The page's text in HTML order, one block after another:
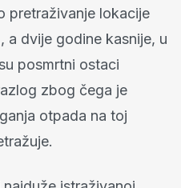
pretraživanje lokacije
a dvije godine kasnije, u
posmrtni ostaci
zbog čega je
otpada na toj